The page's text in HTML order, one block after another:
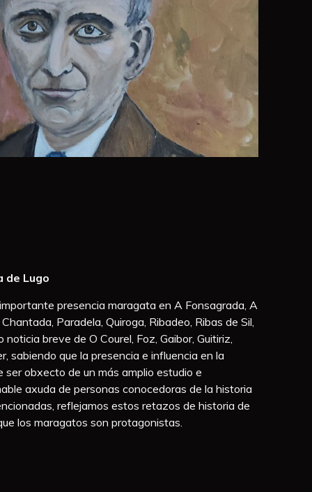
de Lugo
presencia maragata en A Fonsagrada, A
Paradela, Quiroga, Ribadeo, Ribas de Sil,
breve de O Courel, Foz, Gaibor, Guitiriz,
sabiendo que la presencia e influencia en la
ser obxecto de un más amplio estudio e
axuda de personas conocedoras de la historia
reflejamos estos retazos de historia de
los maragatos son protagonistas.